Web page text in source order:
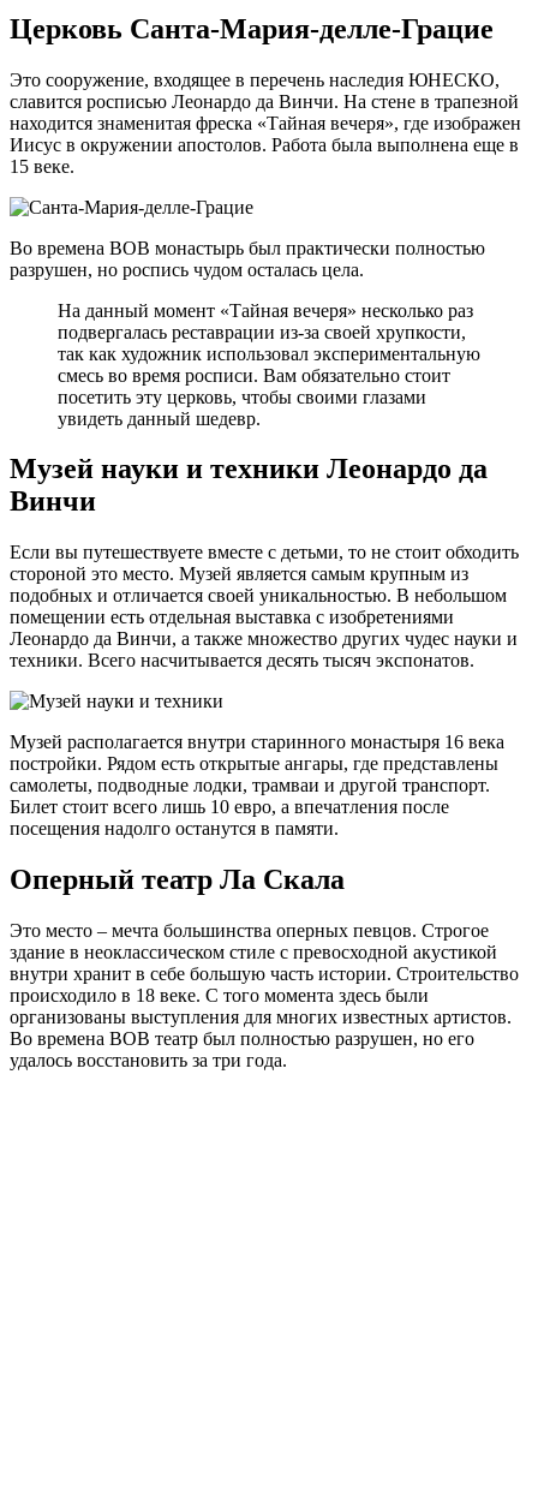
Церковь Санта-Мария-делле-Грацие
Это сооружение, входящее в перечень наследия ЮНЕСКО,
славится росписью Леонардо да Винчи. На стене в трапезной
находится знаменитая фреска «Тайная вечеря», где изображен
Иисус в окружении апостолов. Работа была выполнена еще в
15 веке.
Во времена ВОВ монастырь был практически полностью
разрушен, но роспись чудом осталась цела.
На данный момент «Тайная вечеря» несколько раз
подвергалась реставрации из-за своей хрупкости,
так как художник использовал экспериментальную
смесь во время росписи. Вам обязательно стоит
посетить эту церковь, чтобы своими глазами
увидеть данный шедевр.
Музей науки и техники Леонардо да
Винчи
Если вы путешествуете вместе с детьми, то не стоит обходить
стороной это место. Музей является самым крупным из
подобных и отличается своей уникальностью. В небольшом
помещении есть отдельная выставка с изобретениями
Леонардо да Винчи, а также множество других чудес науки и
техники. Всего насчитывается десять тысяч экспонатов.
Музей располагается внутри старинного монастыря 16 века
постройки. Рядом есть открытые ангары, где представлены
самолеты, подводные лодки, трамваи и другой транспорт.
Билет стоит всего лишь 10 евро, а впечатления после
посещения надолго останутся в памяти.
Оперный театр Ла Скала
Это место – мечта большинства оперных певцов. Строгое
здание в неоклассическом стиле с превосходной акустикой
внутри хранит в себе большую часть истории. Строительство
происходило в 18 веке. С того момента здесь были
организованы выступления для многих известных артистов.
Во времена ВОВ театр был полностью разрушен, но его
удалось восстановить за три года.